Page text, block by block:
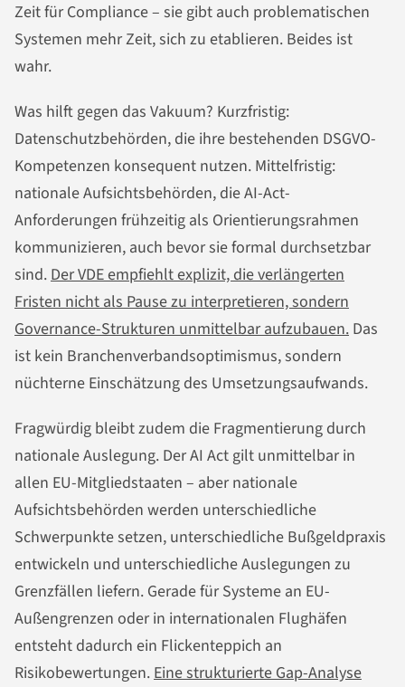
Zeit für Compliance – sie gibt auch problematischen
Systemen mehr Zeit, sich zu etablieren. Beides ist
wahr.
Was hilft gegen das Vakuum? Kurzfristig:
Datenschutzbehörden, die ihre bestehenden DSGVO-
Kompetenzen konsequent nutzen. Mittelfristig:
nationale Aufsichtsbehörden, die AI-Act-
Anforderungen frühzeitig als Orientierungsrahmen
kommunizieren, auch bevor sie formal durchsetzbar
sind. Der VDE empfiehlt explizit, die verlängerten
Fristen nicht als Pause zu interpretieren, sondern
Governance-Strukturen unmittelbar aufzubauen. Das
ist kein Branchenverbandsoptimismus, sondern
nüchterne Einschätzung des Umsetzungsaufwands.
Fragwürdig bleibt zudem die Fragmentierung durch
nationale Auslegung. Der AI Act gilt unmittelbar in
allen EU-Mitgliedstaaten – aber nationale
Aufsichtsbehörden werden unterschiedliche
Schwerpunkte setzen, unterschiedliche Bußgeldpraxis
entwickeln und unterschiedliche Auslegungen zu
Grenzfällen liefern. Gerade für Systeme an EU-
Außengrenzen oder in internationalen Flughäfen
entsteht dadurch ein Flickenteppich an
Risikobewertungen. Eine strukturierte Gap-Analyse